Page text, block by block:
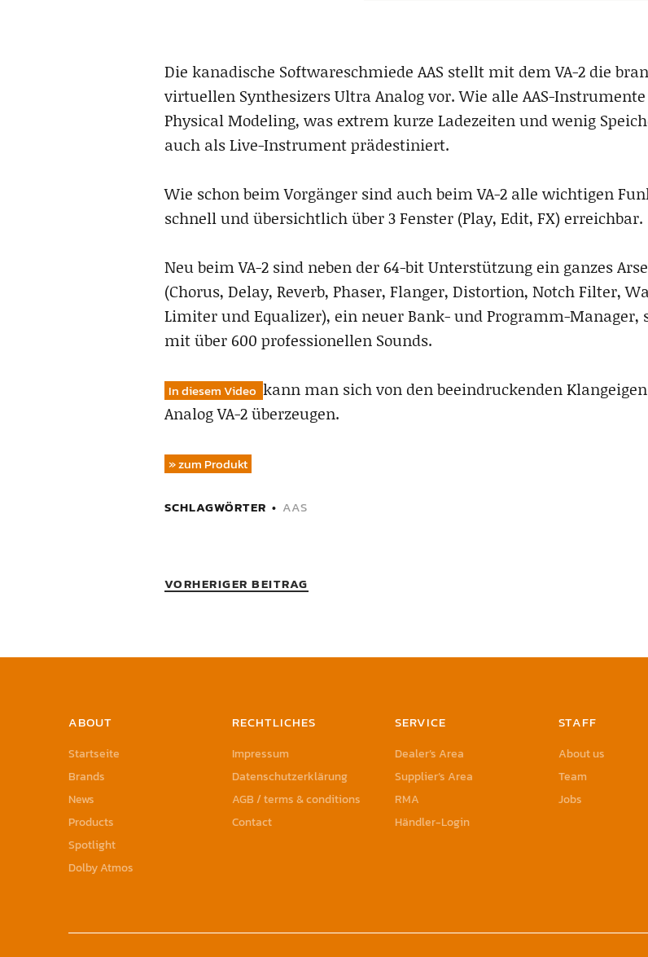
Die kanadische Softwareschmiede AAS stellt mit dem VA-2 die
virtuellen Synthesizers Ultra Analog vor. Wie alle AAS-
Physical Modeling, was extrem kurze Ladezeiten und wenig
auch als Live-Instrument prädestiniert.
Wie schon beim Vorgänger sind auch beim VA-2 alle wichtigen
schnell und übersichtlich über 3 Fenster (Play, Edit, FX) erreichbar.
Neu beim VA-2 sind neben der 64-bit Unterstützung ein ganzes
(Chorus, Delay, Reverb, Phaser, Flanger, Distortion, Notch Filter,
Limiter und Equalizer), ein neuer Bank- und Programm-Manager,
mit über 600 professionellen Sounds.
In diesem Video kann man sich von den beeindruckenden
Analog VA-2 überzeugen.
» zum Produkt
SCHLAGWÖRTER AAS
VORHERIGER BEITRAG
ABOUT
Startseite
Brands
News
Products
Spotlight
Dolby Atmos
RECHTLICHES
Impressum
Datenschutzerklärung
AGB / terms & conditions
Contact
SERVICE
Dealer’s Area
Supplier’s Area
RMA
Händler-Login
STAFF
About us
Team
Jobs